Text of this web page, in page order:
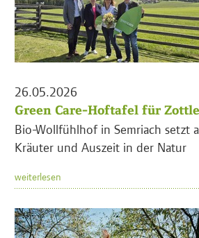
26.05.2026
Green Care-Hoftafel für
Bio-Wollfühlhof in Semriach setzt
Kräuter und Auszeit in der Natur
weiterlesen